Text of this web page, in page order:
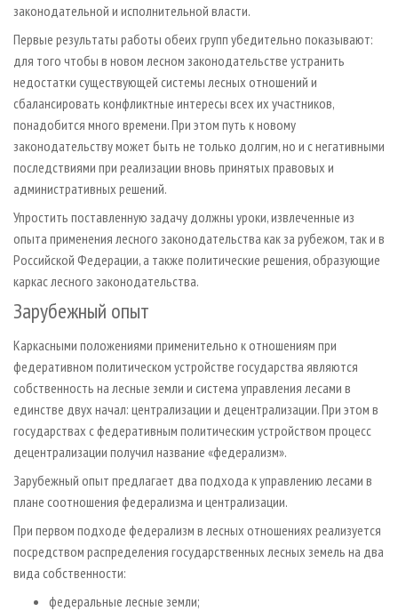
законодательной и исполнительной власти.
Первые результаты работы обеих групп убедительно показывают:
для того чтобы в новом лесном законодательстве устранить
недостатки существующей системы лесных отношений и
сбалансировать конфликтные интересы всех их участников,
понадобится много времени. При этом путь к новому
законодательству может быть не только долгим, но и с негативными
последствиями при реализации вновь принятых правовых и
административных решений.
Упростить поставленную задачу должны уроки, извлеченные из
опыта применения лесного законодательства как за рубежом, так и в
Российской Федерации, а также политические решения, образующие
каркас лесного законодательства.
Зарубежный опыт
Каркасными положениями применительно к отношениям при
федеративном политическом устройстве государства являются
собственность на лесные земли и система управления лесами в
единстве двух начал: централизации и децентрализации. При этом в
государствах с федеративным политическим устройством процесс
децентрализации получил название «федерализм».
Зарубежный опыт предлагает два подхода к управлению лесами в
плане соотношения федерализма и централизации.
При первом подходе федерализм в лесных отношениях реализуется
посредством распределения государственных лесных земель на два
вида собственности:
федеральные лесные земли;